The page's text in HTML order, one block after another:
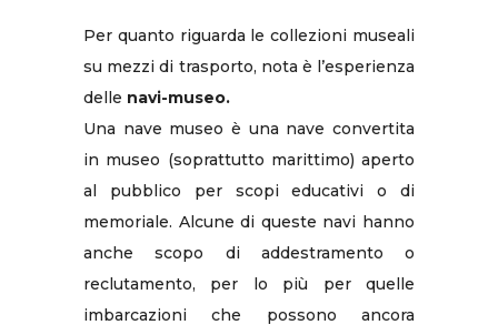
Per quanto riguarda le collezioni museali
su mezzi di trasporto, nota è l’esperienza
delle navi-museo.
Una nave museo è una nave convertita
in museo (soprattutto marittimo) aperto
al pubblico per scopi educativi o di
memoriale. Alcune di queste navi hanno
anche scopo di addestramento o
reclutamento, per lo più per quelle
imbarcazioni che possono ancora